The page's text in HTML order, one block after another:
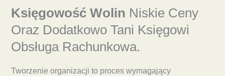
Księgowość Wolin Niskie Ceny
Oraz Dodatkowo Tani Księgowi
Obsługa Rachunkowa.
Tworzenie organizacji to proces wymagający